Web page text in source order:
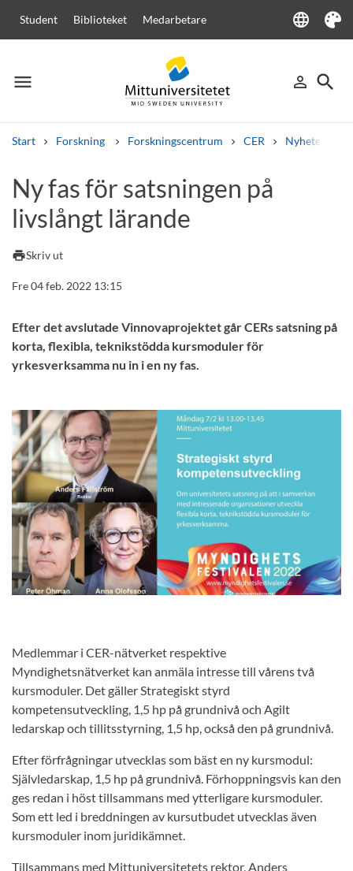
Student Biblioteket Medarbetare language
Language
Tema
menu
Meny person_outline
Logga in
search
Sök
Start Forskning Forskningscentrum CER Nyheter från
Andra söktjänster
Kurser och programKursplaner
Lediga jobb
Ny fas för satsningen på
livslångt lärande
printSkriv ut
Fre 04 feb. 2022 13:15
Efter det avslutade Vinnovaprojektet går CERs satsning på
korta, flexibla, teknikstödda kursmoduler för
yrkesverksamma nu in i en ny fas.
Medlemmar i CER-nätverket respektive
Myndighetsnätverket kan anmäla intresse till vårens två
kursmoduler. Det gäller Strategiskt styrd
kompetensutveckling, 1,5 hp på grundnivå och Agilt
ledarskap och tillitsstyrning, 1,5 hp, också den på grundnivå.
Efter förfrågningar utvecklas som bäst en ny kursmodul:
Självledarskap, 1,5 hp på grundnivå. Förhoppningsvis kan den
ges redan i höst tillsammans med ytterligare kursmoduler.
Som ett led i breddningen av kursutbudet utvecklas även
kursmoduler inom juridikämnet.
Tillsammans med Mittuniversitetets rektor, Anders